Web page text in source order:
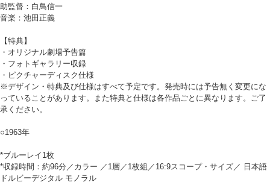
助監督：白鳥信一
音楽：池田正義
【特典】
・オリジナル劇場予告篇
・フォトギャラリー収録
・ピクチャーディスク仕様
※デザイン・特典及び仕様はすべて予定です。発売時には予告無く変更にな
っていることがあります。また特典と仕様は各作品ごとに異なります。ご了
承ください。
○1963年
*ブルーレイ1枚
*収録時間：約96分／カラー ／1層／1枚組／16:9スコープ・サイズ／ 日本語
ドルビーデジタル モノラル